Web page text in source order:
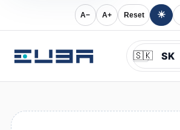
A− A+ Reset ☀
🇸🇰